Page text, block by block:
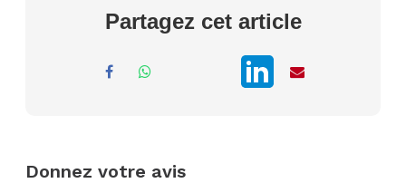
Partagez cet article
Donnez votre avis